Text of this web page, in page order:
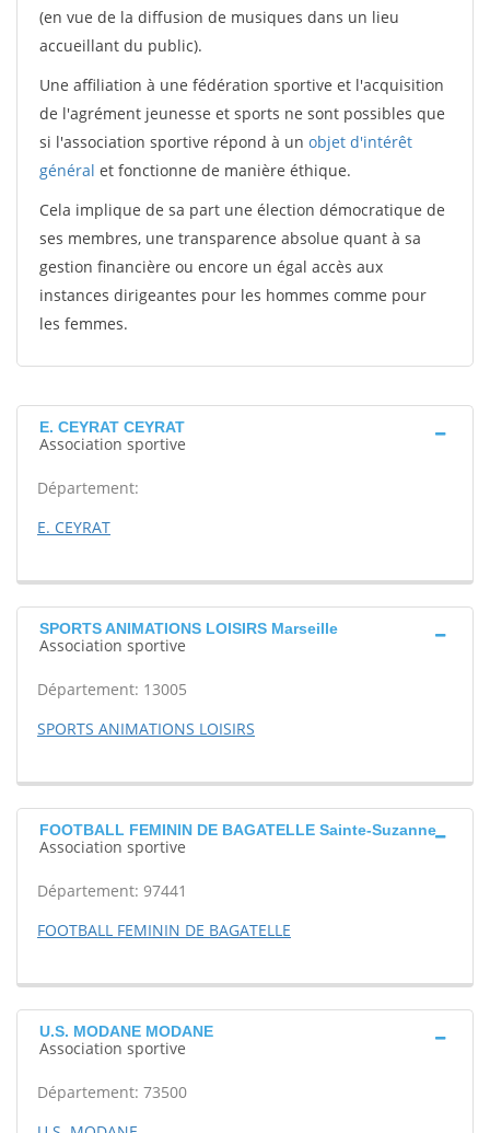
(en vue de la diffusion de musiques dans un lieu
accueillant du public).
Une affiliation à une fédération sportive et l'acquisition
de l'agrément jeunesse et sports ne sont possibles que
si l'association sportive répond à un objet d'intérêt
général et fonctionne de manière éthique.
Cela implique de sa part une élection démocratique de
ses membres, une transparence absolue quant à sa
gestion financière ou encore un égal accès aux
instances dirigeantes pour les hommes comme pour
les femmes.
E. CEYRAT CEYRAT
Association sportive
Département:
E. CEYRAT
SPORTS ANIMATIONS LOISIRS Marseille
Association sportive
Département: 13005
SPORTS ANIMATIONS LOISIRS
FOOTBALL FEMININ DE BAGATELLE Sainte-Suzanne
Association sportive
Département: 97441
FOOTBALL FEMININ DE BAGATELLE
U.S. MODANE MODANE
Association sportive
Département: 73500